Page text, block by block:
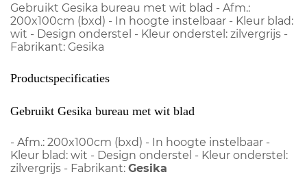
Gebruikt Gesika bureau met wit blad - Afm.:
200x100cm (bxd) - In hoogte instelbaar - Kleur blad:
wit - Design onderstel - Kleur onderstel: zilvergrijs -
Fabrikant: Gesika
Productspecificaties
Gebruikt Gesika bureau met wit blad
- Afm.: 200x100cm (bxd) - In hoogte instelbaar -
Kleur blad: wit - Design onderstel - Kleur onderstel:
zilvergrijs - Fabrikant: Gesika